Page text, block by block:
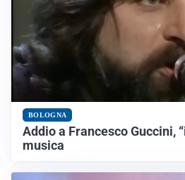
BOLOGNA
Addio a Francesco Guccini,
musica